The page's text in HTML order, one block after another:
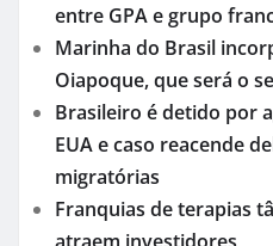
entre GPA e grupo
Marinha do Brasil
Oiapoque, que será o
Brasileiro é detido por
EUA e caso reacende
migratórias
Franquias de terapias